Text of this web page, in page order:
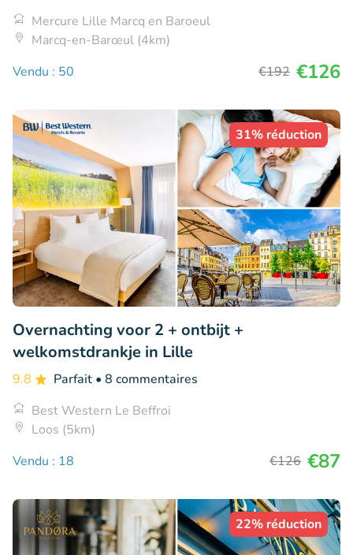
Mercure Lille Marcq en Baroeul
Marcq-en-Barœul (4km)
Vendu : 50
€192 €126
31% réduction
Overnachting voor 2 + ontbijt +
welkomstdrankje in Lille
9.8 Parfait • 8 commentaires
Best Western Le Beffroi
Loos (5km)
Vendu : 18
€126 €87
22% réduction